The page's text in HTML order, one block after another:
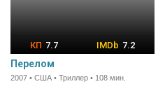
7.7 7.2
Перелом
2007 • США • Триллер • 108 мин.